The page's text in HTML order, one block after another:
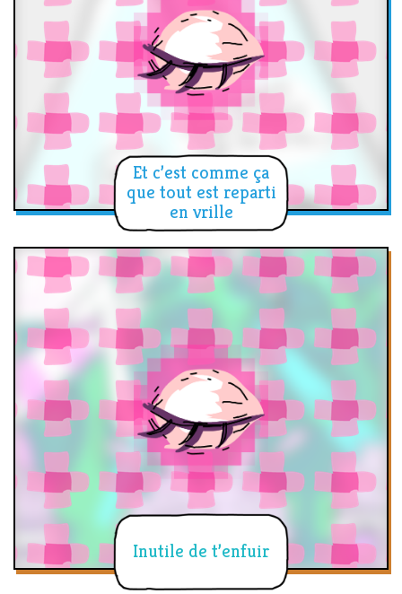
Et c’est comme ça
que tout est reparti
en vrille
Inutile de t’enfuir